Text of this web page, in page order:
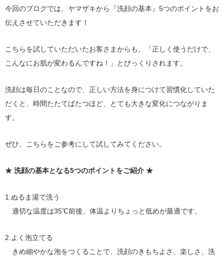
今回のブログでは、ヤマザキから『洗顔の基本』5つのポイントをお
伝えさせていただきます！
こちらを試していただいたお客さまからも、「正しく使うだけで、
こんなにお肌が変わるんですね！」とびっくりされます。
洗顔は毎日のことなので、正しい方法を身につけて習慣化していた
だくと、時間たたてばたつほど、とても大きな変化につながりま
す。
ぜひ、こちらをご参考にして試してみてください。
★ 洗顔の基本となる5つのポイントをご紹介 ★
1.ぬるま湯で洗う
適切な温度は35℃前後、体温よりちょっと低めが最適です。
2.よく泡立てる
きめ細やかな泡をつくることで、洗顔のきもちよさ、楽しさ、洗